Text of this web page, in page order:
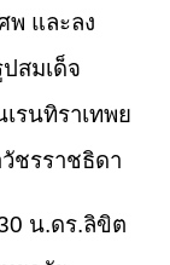
พ และลง
สมเด็จ
รนทิราเทพย
ชรราชธิดา
น.ดร.ลิขิต